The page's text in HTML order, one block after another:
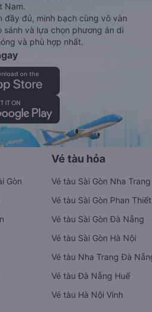
Nam.
đầy đủ, minh bạch cùng vô vàn
và lựa chọn phương án di
và phù hợp nhất.
Gòn
Vé tàu hỏa
Vé tàu Sài Gòn Nha Trang
Vé tàu Sài Gòn Phan Thiết
Vé tàu Sài Gòn Đà Nẵng
Vé tàu Sài Gòn Hà Nội
Vé tàu Nha Trang Đà
Vé tàu Đà Nẵng Huế
Vé tàu Hà Nội Vinh